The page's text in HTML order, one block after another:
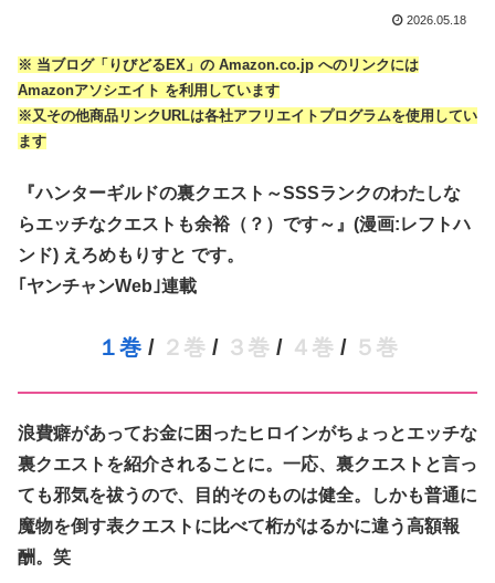
2026.05.18
※ 当ブログ「りびどるEX」の Amazon.co.jp へのリンクには
Amazonアソシエイト を利用しています
※又その他商品リンクURLは各社アフリエイトプログラムを­使用してい
ます
『ハンターギルドの裏クエスト ～SSSランクのわたしな
らエッチなクエストも余裕（？）です～ 』(漫画:レフトハ
ンド) えろめもりすと です。
｢ヤンチャンWeb｣連載
１巻 / ２巻 / ３巻 / ４巻 / ５巻
浪費癖があってお金に困ったヒロインがちょっとエッチな
裏クエストを紹介されることに。一応、裏クエストと言っ
ても邪気を祓うので、目的そのものは健全。しかも普通に
魔物を倒す表クエストに比べて桁がはるかに違う高額報
酬。笑